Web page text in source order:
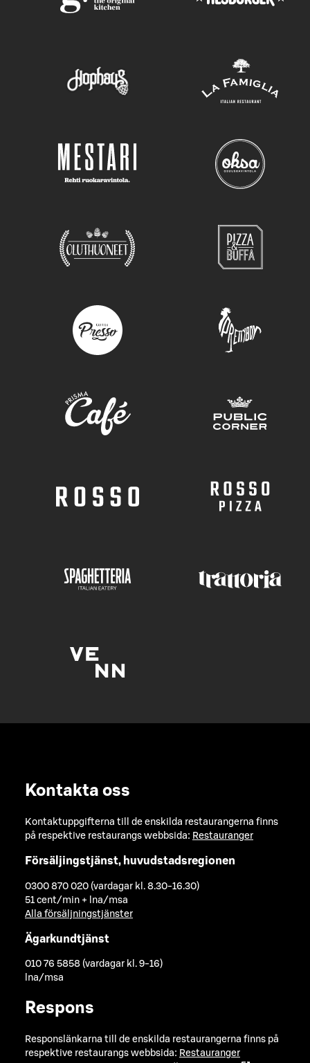
Kontakta oss
Kontaktuppgifterna till de enskilda restaurangerna finns
på respektive restaurangs webbsida: Restauranger
Försäljingstjänst, huvudstadsregionen
0300 870 020 (vardagar kl. 8.30-16.30)
51 cent/min + lna/msa
Alla försäljningstjänster
Ägarkundtjänst
010 76 5858 (vardagar kl. 9-16)
lna/msa
Respons
Responslänkarna till de enskilda restaurangerna finns på
respektive restaurangs webbsida: Restauranger